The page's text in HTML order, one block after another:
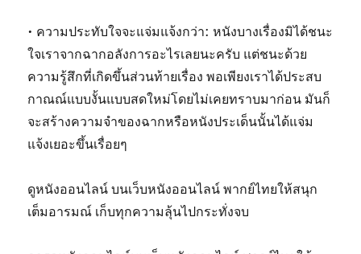
• ความประทับใจจะแจ่มแจ้งกว่า: หนังบางเรื่องมิได้ชนะ
ใจเราจากฉากอลังการอะไรเลยนะครับ แต่ชนะด้วย
ความรู้สึกที่เกิดขึ้นส่วนท้ายเรื่อง พอเพียงเราได้ประสบ
กาณณ์แบบงั้นแบบสดใหม่โดยไม่เคยทราบมาก่อน มันก็
จะสร้างความจำของฉากหรือหนังประเด็นนั้นได้แจ่ม
แจ้งเยอะขึ้นเรื่อยๆ
ดูหนังออนไลน์ บนเว็บหนังออนไลน์ พากย์ไทยให้สนุก
เต็มอารมณ์ เก็บทุกความลุ้นไปกระทั่งจบ